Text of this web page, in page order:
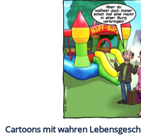
Cartoons mit wahren